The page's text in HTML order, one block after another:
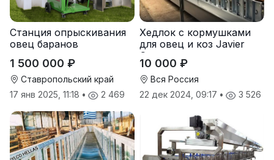
Станция опрыскивания
овец баранов
1 500 000 ₽
Ставропольский край
17 янв 2025, 11:18 • 2 469
Хедлок с кормушками
для овец и коз Javier
Camara
10 000 ₽
Вся Россия
22 дек 2024, 09:17 • 3 526